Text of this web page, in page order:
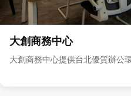
大創商務中心
大創商務中心提供台北優質辦公